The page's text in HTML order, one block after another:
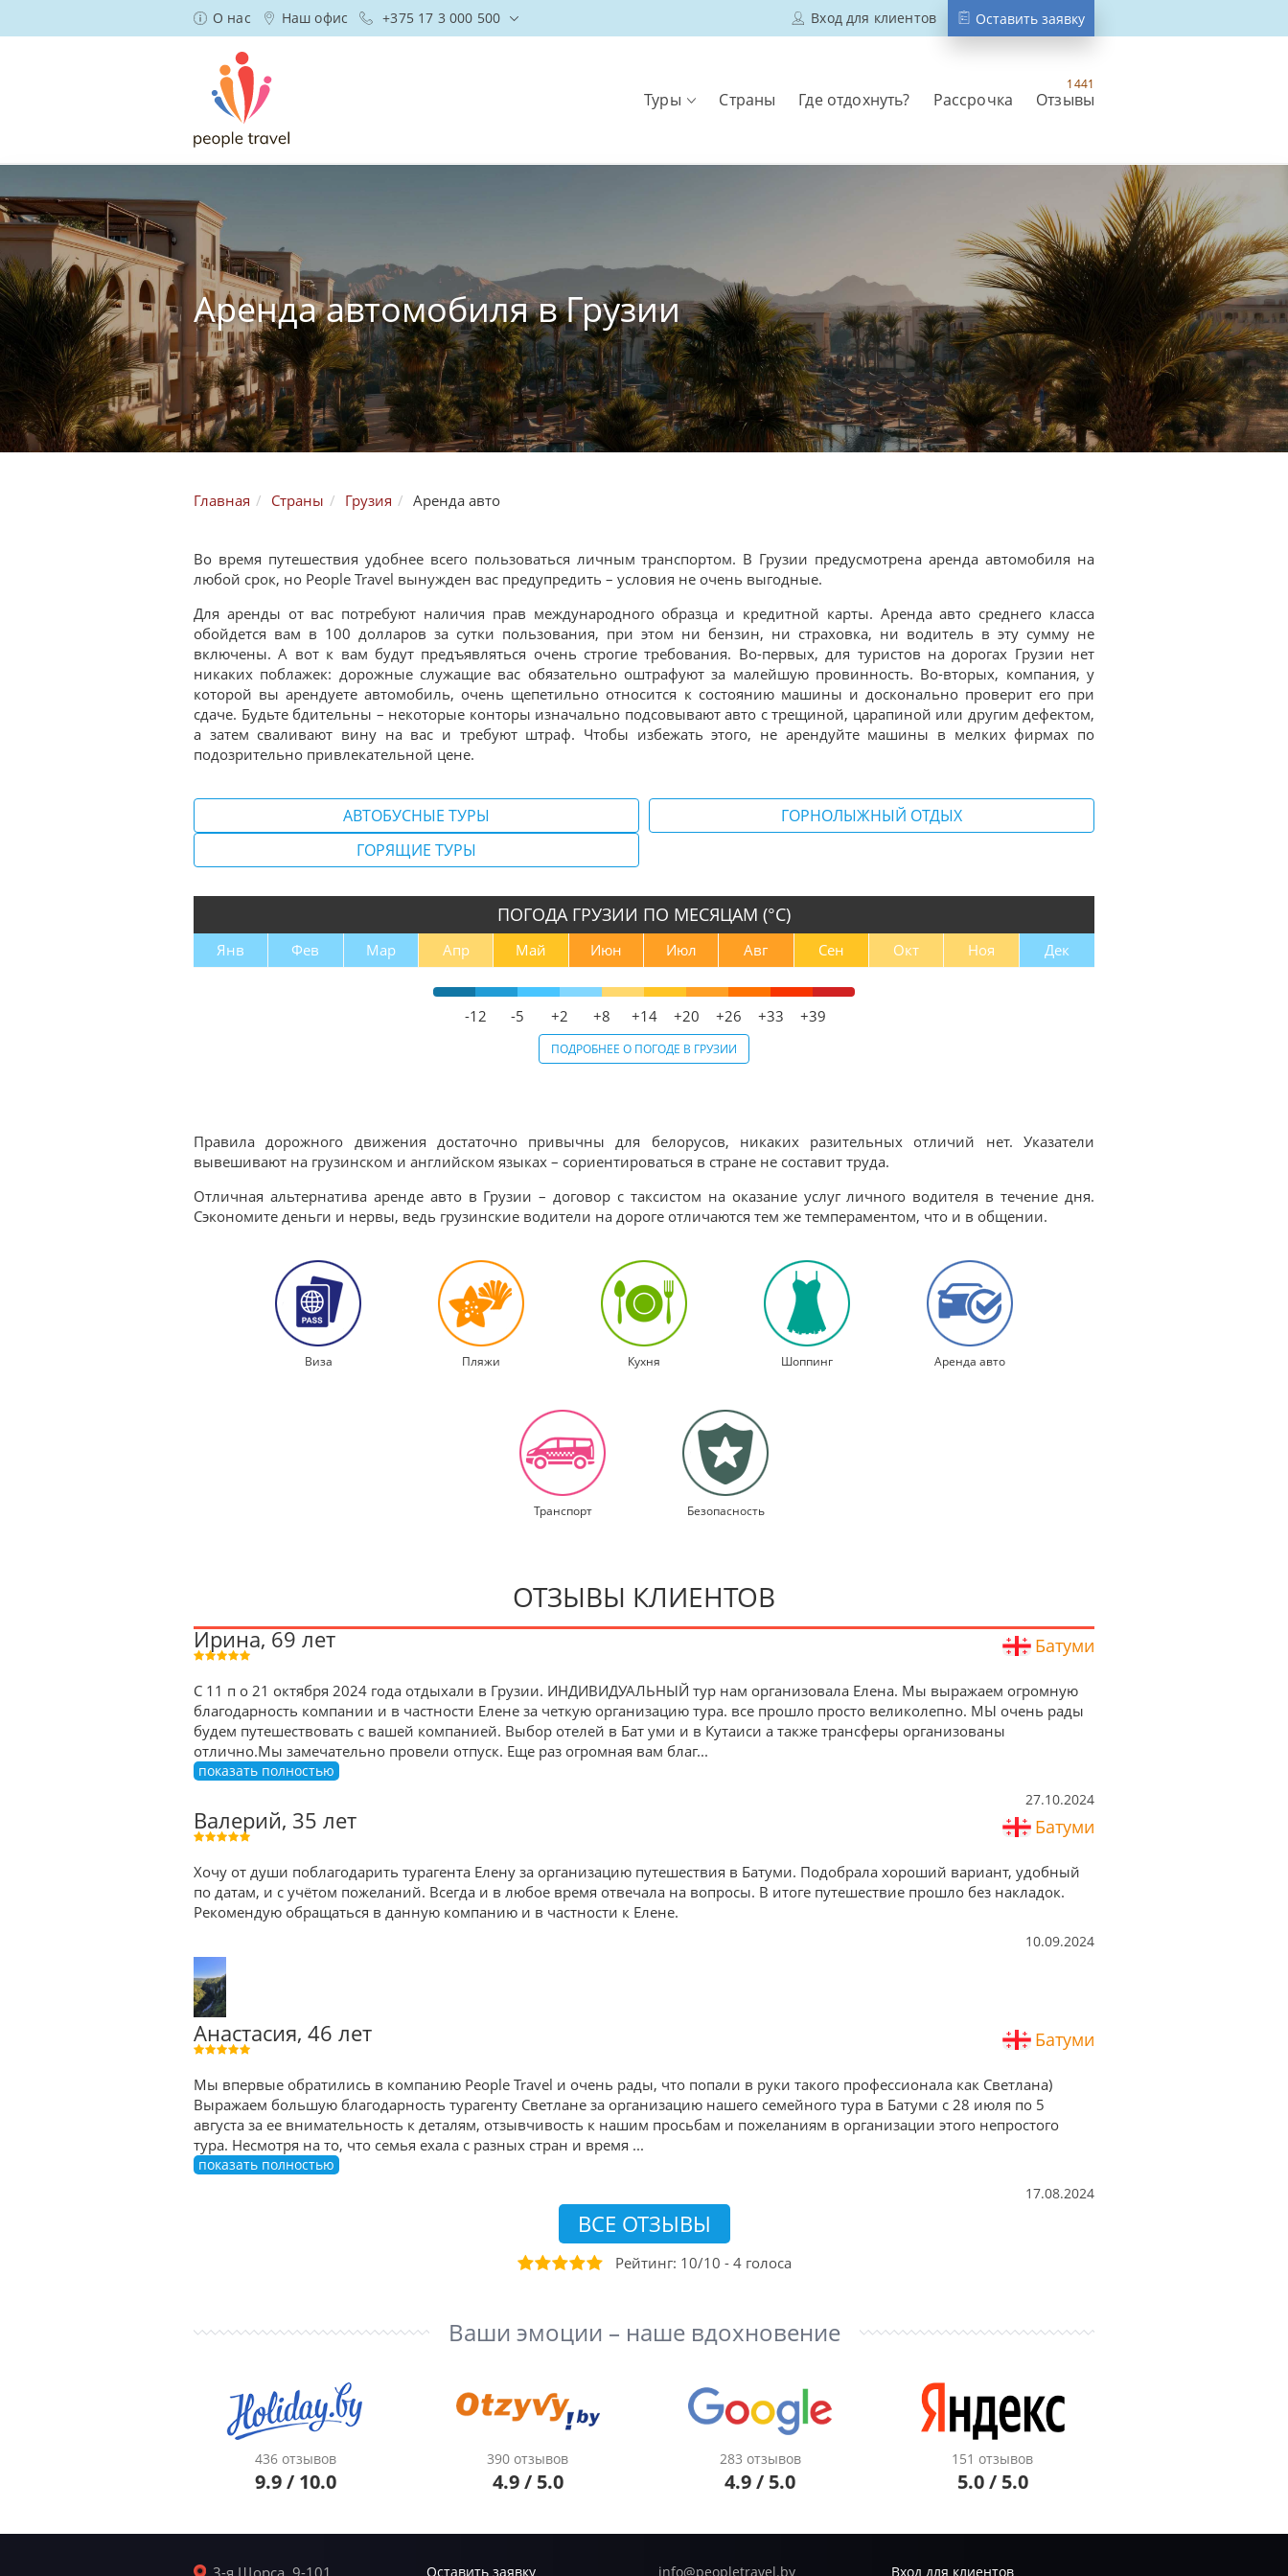
О нас Наш офис +375 17 3 000 500 Вход для клиентов Оставить заявку
Туры Страны Где отдохнуть? Рассрочка Отзывы
1441
Аренда автомобиля в Грузии
Главная Страны Грузия Аренда авто
Во время путешествия удобнее всего пользоваться личным транспортом. В Грузии предусмотрена аренда автомобиля на
любой срок, но People Travel вынужден вас предупредить – условия не очень выгодные.
Для аренды от вас потребуют наличия прав международного образца и кредитной карты. Аренда авто среднего класса
обойдется вам в 100 долларов за сутки пользования, при этом ни бензин, ни страховка, ни водитель в эту сумму не
включены. А вот к вам будут предъявляться очень строгие требования. Во-первых, для туристов на дорогах Грузии нет
никаких поблажек: дорожные служащие вас обязательно оштрафуют за малейшую провинность. Во-вторых, компания, у
которой вы арендуете автомобиль, очень щепетильно относится к состоянию машины и досконально проверит его при
сдаче. Будьте бдительны – некоторые конторы изначально подсовывают авто с трещиной, царапиной или другим дефектом,
а затем сваливают вину на вас и требуют штраф. Чтобы избежать этого, не арендуйте машины в мелких фирмах по
подозрительно привлекательной цене.
АВТОБУСНЫЕ ТУРЫ
ГОРНОЛЫЖНЫЙ ОТДЫХ
ГОРЯЩИЕ ТУРЫ
ПОГОДА ГРУЗИИ ПО МЕСЯЦАМ (°С)
Янв Фев Мар Апр Май Июн Июл Авг Сен Окт Ноя Дек
-12 -5 +2 +8 +14 +20 +26 +33 +39
ПОДРОБНЕЕ О ПОГОДЕ В ГРУЗИИ
Правила дорожного движения достаточно привычны для белорусов, никаких разительных отличий нет. Указатели
вывешивают на грузинском и английском языках – сориентироваться в стране не составит труда.
Отличная альтернатива аренде авто в Грузии – договор с таксистом на оказание услуг личного водителя в течение дня.
Сэкономите деньги и нервы, ведь грузинские водители на дороге отличаются тем же темпераментом, что и в общении.
Виза Пляжи Кухня Шоппинг Аренда авто
Транспорт Безопасность
ОТЗЫВЫ КЛИЕНТОВ
Ирина, 69 лет Батуми
C 11 п о 21 октября 2024 года отдыхали в Грузии. ИНДИВИДУАЛЬНЫЙ тур нам организовала Елена. Мы выражаем огромную
благодарность компании и в частности Елене за четкую организацию тура. все прошло просто великолепно. МЫ очень рады
будем путешествовать с вашей компанией. Выбор отелей в Бат уми и в Кутаиси а также трансферы организованы
отлично.Мы замечательно провели отпуск. Еще раз огромная вам благ...
показать полностью
27.10.2024
Валерий, 35 лет Батуми
Хочу от души поблагодарить турагента Елену за организацию путешествия в Батуми. Подобрала хороший вариант, удобный
по датам, и с учётом пожеланий. Всегда и в любое время отвечала на вопросы. В итоге путешествие прошло без накладок.
Рекомендую обращаться в данную компанию и в частности к Елене.
10.09.2024
Анастасия, 46 лет Батуми
Мы впервые обратились в компанию People Travel и очень рады, что попали в руки такого профессионала как Светлана)
Выражаем большую благодарность турагенту Светлане за организацию нашего семейного тура в Батуми с 28 июля по 5
августа за ее внимательность к деталям, отзывчивость к нашим просьбам и пожеланиям в организации этого непростого
тура. Несмотря на то, что семья ехала с разных стран и время ...
показать полностью
17.08.2024
ВСЕ ОТЗЫВЫ
Рейтинг: 10/10 - 4 голоса
Ваши эмоции – наше вдохновение
436 отзывов
9.9 / 10.0
390 отзывов
4.9 / 5.0
283 отзывов
4.9 / 5.0
151 отзывов
5.0 / 5.0
3-я Щорса, 9-101 Оставить заявку info@peopletravel.by Вход для клиентов